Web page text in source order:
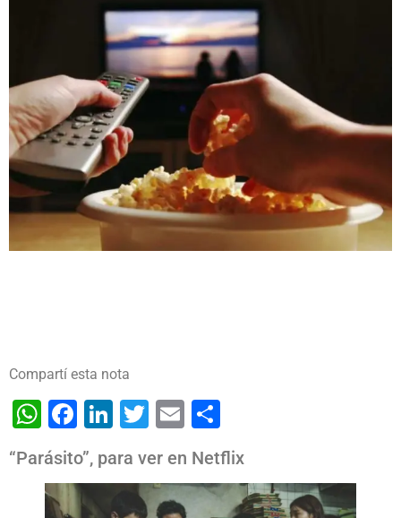
Compartí esta nota
WhatsApp
Facebook
LinkedIn
TwitterEmail
“Parásito”, para ver en Netflix